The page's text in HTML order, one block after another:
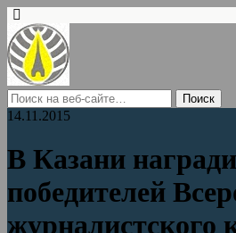
14.11.2015
В Казани
победителей
журналистского